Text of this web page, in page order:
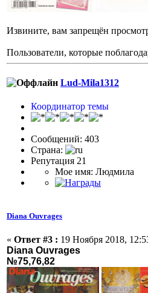
Извините, вам запрещён
Пользователи, которые
Lud-Mila1312
Координатор темы
Сообщений: 403
Страна:
Репутация 21
Мое имя: Людмила
Diana Ouvrages
« Ответ #3 : 19 Ноября 2018,
Diana Ouvrages
№75,76,82